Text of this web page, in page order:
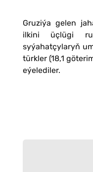
Gruziýa gelen
ilkini üçlügi
syýahatçylaryň
türkler (18,1
eýelediler.